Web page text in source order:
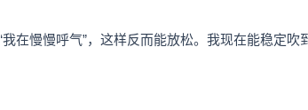
在慢慢呼气”，这样反而能放松。我现在能稳定吹